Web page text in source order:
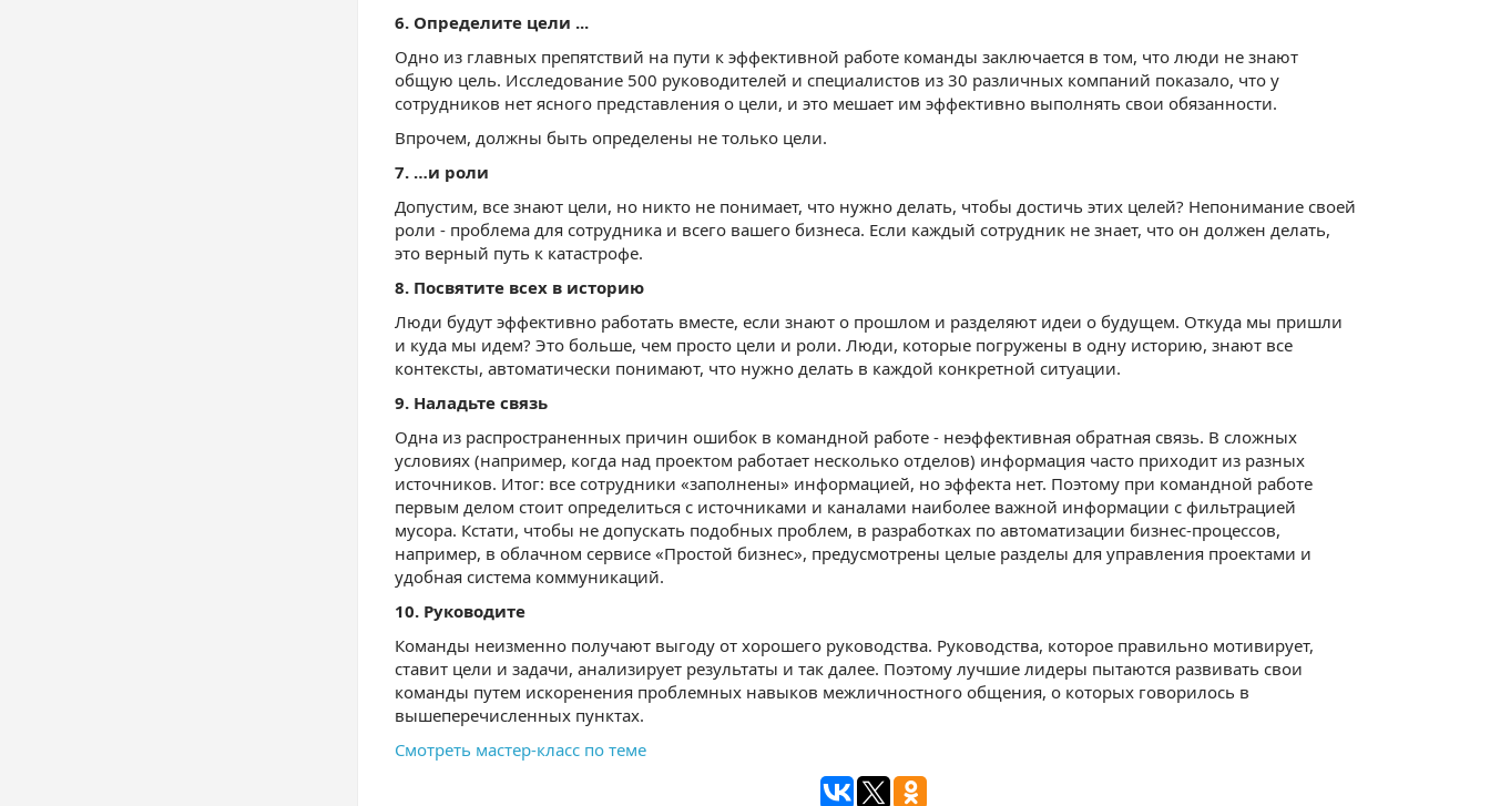
6. Определите цели ...
Одно из главных препятствий на пути к эффективной работе команды заключается в том, что люди не знают
общую цель. Исследование 500 руководителей и специалистов из 30 различных компаний показало, что у
сотрудников нет ясного представления о цели, и это мешает им эффективно выполнять свои обязанности.
Впрочем, должны быть определены не только цели.
7. …и роли
Допустим, все знают цели, но никто не понимает, что нужно делать, чтобы достичь этих целей? Непонимание своей
роли - проблема для сотрудника и всего вашего бизнеса. Если каждый сотрудник не знает, что он должен делать,
это верный путь к катастрофе.
8. Посвятите всех в историю
Люди будут эффективно работать вместе, если знают о прошлом и разделяют идеи о будущем. Откуда мы пришли
и куда мы идем? Это больше, чем просто цели и роли. Люди, которые погружены в одну историю, знают все
контексты, автоматически понимают, что нужно делать в каждой конкретной ситуации.
9. Наладьте связь
Одна из распространенных причин ошибок в командной работе - неэффективная обратная связь. В сложных
условиях (например, когда над проектом работает несколько отделов) информация часто приходит из разных
источников. Итог: все сотрудники «заполнены» информацией, но эффекта нет. Поэтому при командной работе
первым делом стоит определиться с источниками и каналами наиболее важной информации с фильтрацией
мусора. Кстати, чтобы не допускать подобных проблем, в разработках по автоматизации бизнес-процессов,
например, в облачном сервисе «Простой бизнес», предусмотрены целые разделы для управления проектами и
удобная система коммуникаций.
10. Руководите
Команды неизменно получают выгоду от хорошего руководства. Руководства, которое правильно мотивирует,
ставит цели и задачи, анализирует результаты и так далее. Поэтому лучшие лидеры пытаются развивать свои
команды путем искоренения проблемных навыков межличностного общения, о которых говорилось в
вышеперечисленных пунктах.
Смотреть мастер-класс по теме